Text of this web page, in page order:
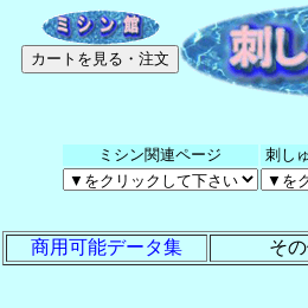
ミシン関連ページ 刺し
商用可能データ集 そ